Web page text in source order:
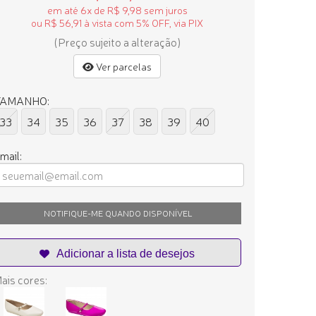
em até 6x de R$ 9,98 sem juros
ou R$ 56,91 à vista com 5% OFF, via PIX
(Preço sujeito a alteração)
Ver parcelas
33
34 35 36 37 38 39 40
NOTIFIQUE-ME QUANDO DISPONÍVEL
cores: